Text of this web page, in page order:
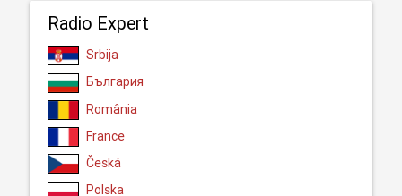
Radio Expert
Srbija
България
România
France
Česká
Polska